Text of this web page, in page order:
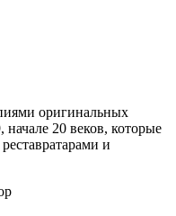
оригинальных
20 веков, которые
и